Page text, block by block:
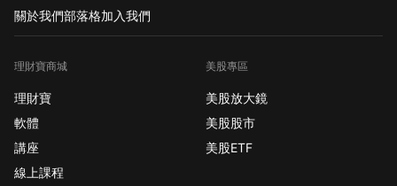
關於我們部落格加入我們
理財寶商城
理財寶
軟體
講座
線上課程
美股專區
美股放大鏡
美股股市
美股ETF